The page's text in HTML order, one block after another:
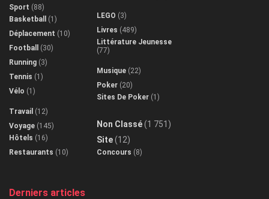
Sport (88)
Basketball
(1)
Déplacement (10)
Football
(30)
Running (3)
Tennis (1)
Vélo (1)
Travail (12)
Voyage (145)
Hôtels (16)
Restaurants (10)
LEGO (3)
Livres (489)
Littérature Jeunesse
(77)
Musique (22)
Poker (20)
Sites De Poker (1)
Non Classé(1 751)
Site(12)
Concours (8)
Derniers articles